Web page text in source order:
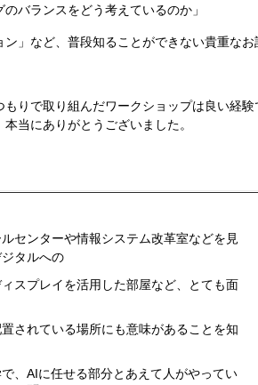
のバランスをどう考えているのか」
ン」など、普段知ることができない貴重な
もりで取り組んだワークショップは良い経
当にありがとうございました。
センターや情報システム改革室などを見
タルへの
スプレイを活用した部屋など、とても面
されている場所にも意味があることを知
、 AIに任せる部分とあえて人がやってい